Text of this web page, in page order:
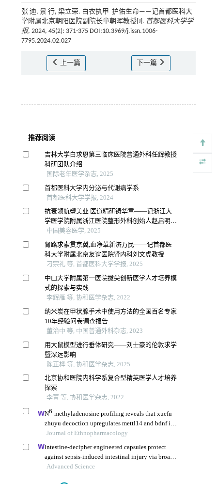
张 迪, 景 行, 梁立荣. 白衣执甲 护佑生命——记首都医科大
学附属北京朝阳医院副院长童朝晖教授[J]. 首都医科大学学
报, 2024, 45(2): 371-375 DOI:10.3969/j.issn.1006-
7795.2024.02.027
上一篇 下一篇